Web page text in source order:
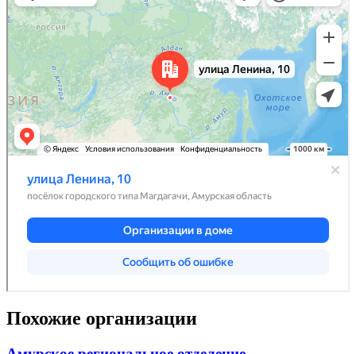
Похожие организации